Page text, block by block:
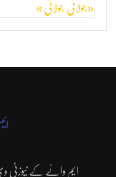
« جولائی جولائی »
ایم وائے کے نیوزٹی وی